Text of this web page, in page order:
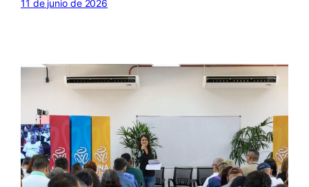
11 de junio de 2026